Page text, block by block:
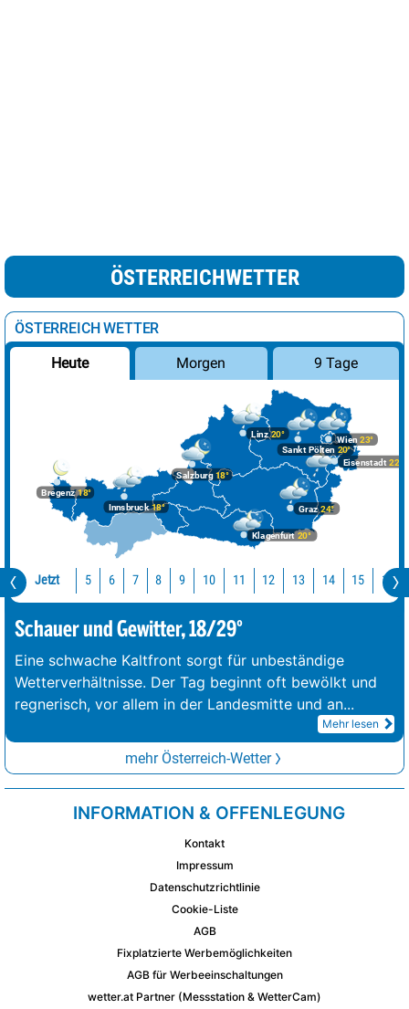
ÖSTERREICHWETTER
ÖSTERREICH WETTER
Heute Morgen 9 Tage
Bregenz18°
Graz24°
Innsbruck18°
Klagenfurt 20°
Linz20°
Salzburg18°
Wien 23°
Eisenstadt 22°
Sankt Pölten20°
Jetzt 5 6 7 8 9 10 11 12 13 14 15 16
Schauer und Gewitter, 18/29°
Eine schwache Kaltfront sorgt für unbeständige
Wetterverhältnisse. Der Tag beginnt oft bewölkt und
regnerisch, vor allem in der Landesmitte und an...
Mehr lesen
mehr Österreich-Wetter
INFORMATION & OFFENLEGUNG
Kontakt
Impressum
Datenschutzrichtlinie
Cookie-Liste
AGB
Fixplatzierte Werbemöglichkeiten
AGB für Werbeeinschaltungen
wetter.at Partner (Messstation & WetterCam)